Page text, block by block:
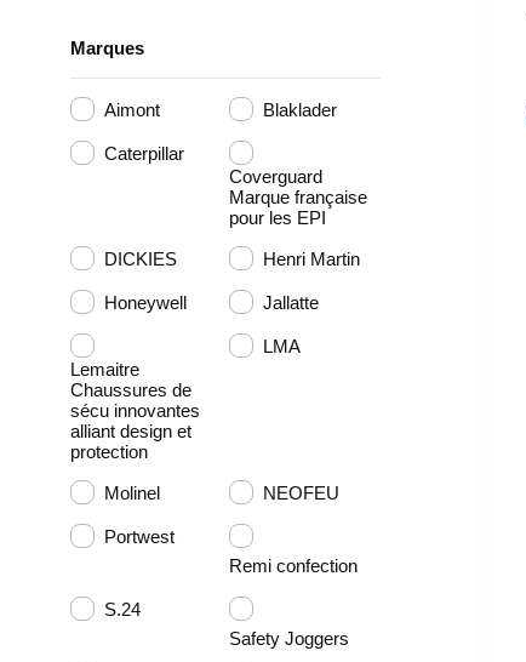
Marques
Aimont Blaklader
Caterpillar
Coverguard
Marque française
pour les EPI
DICKIES
Henri Martin
Honeywell Jallatte
Lemaitre
Chaussures de
sécu innovantes
alliant design et
protection
LMA
Molinel NEOFEU
Portwest
Remi confection
S.24
Safety Joggers